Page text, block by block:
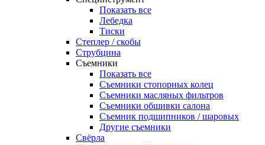
Показать все
Лебедка
Тиски
Степлер / скобы
Струбцина
Съемники
Показать все
Съемники стопорных колец
Съемники масляных фильтров
Съемники обшивки салона
Съемник подшипников / шаровых
Другие съемники
Свёрла